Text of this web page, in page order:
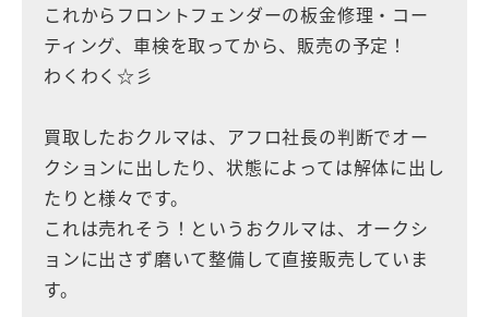
これからフロントフェンダーの板金修理・コー
ティング、車検を取ってから、販売の予定！
わくわく☆彡
買取したおクルマは、アフロ社長の判断でオー
クションに出したり、状態によっては解体に出し
たりと様々です。
これは売れそう！というおクルマは、オークシ
ョンに出さず磨いて整備して直接販売していま
す。